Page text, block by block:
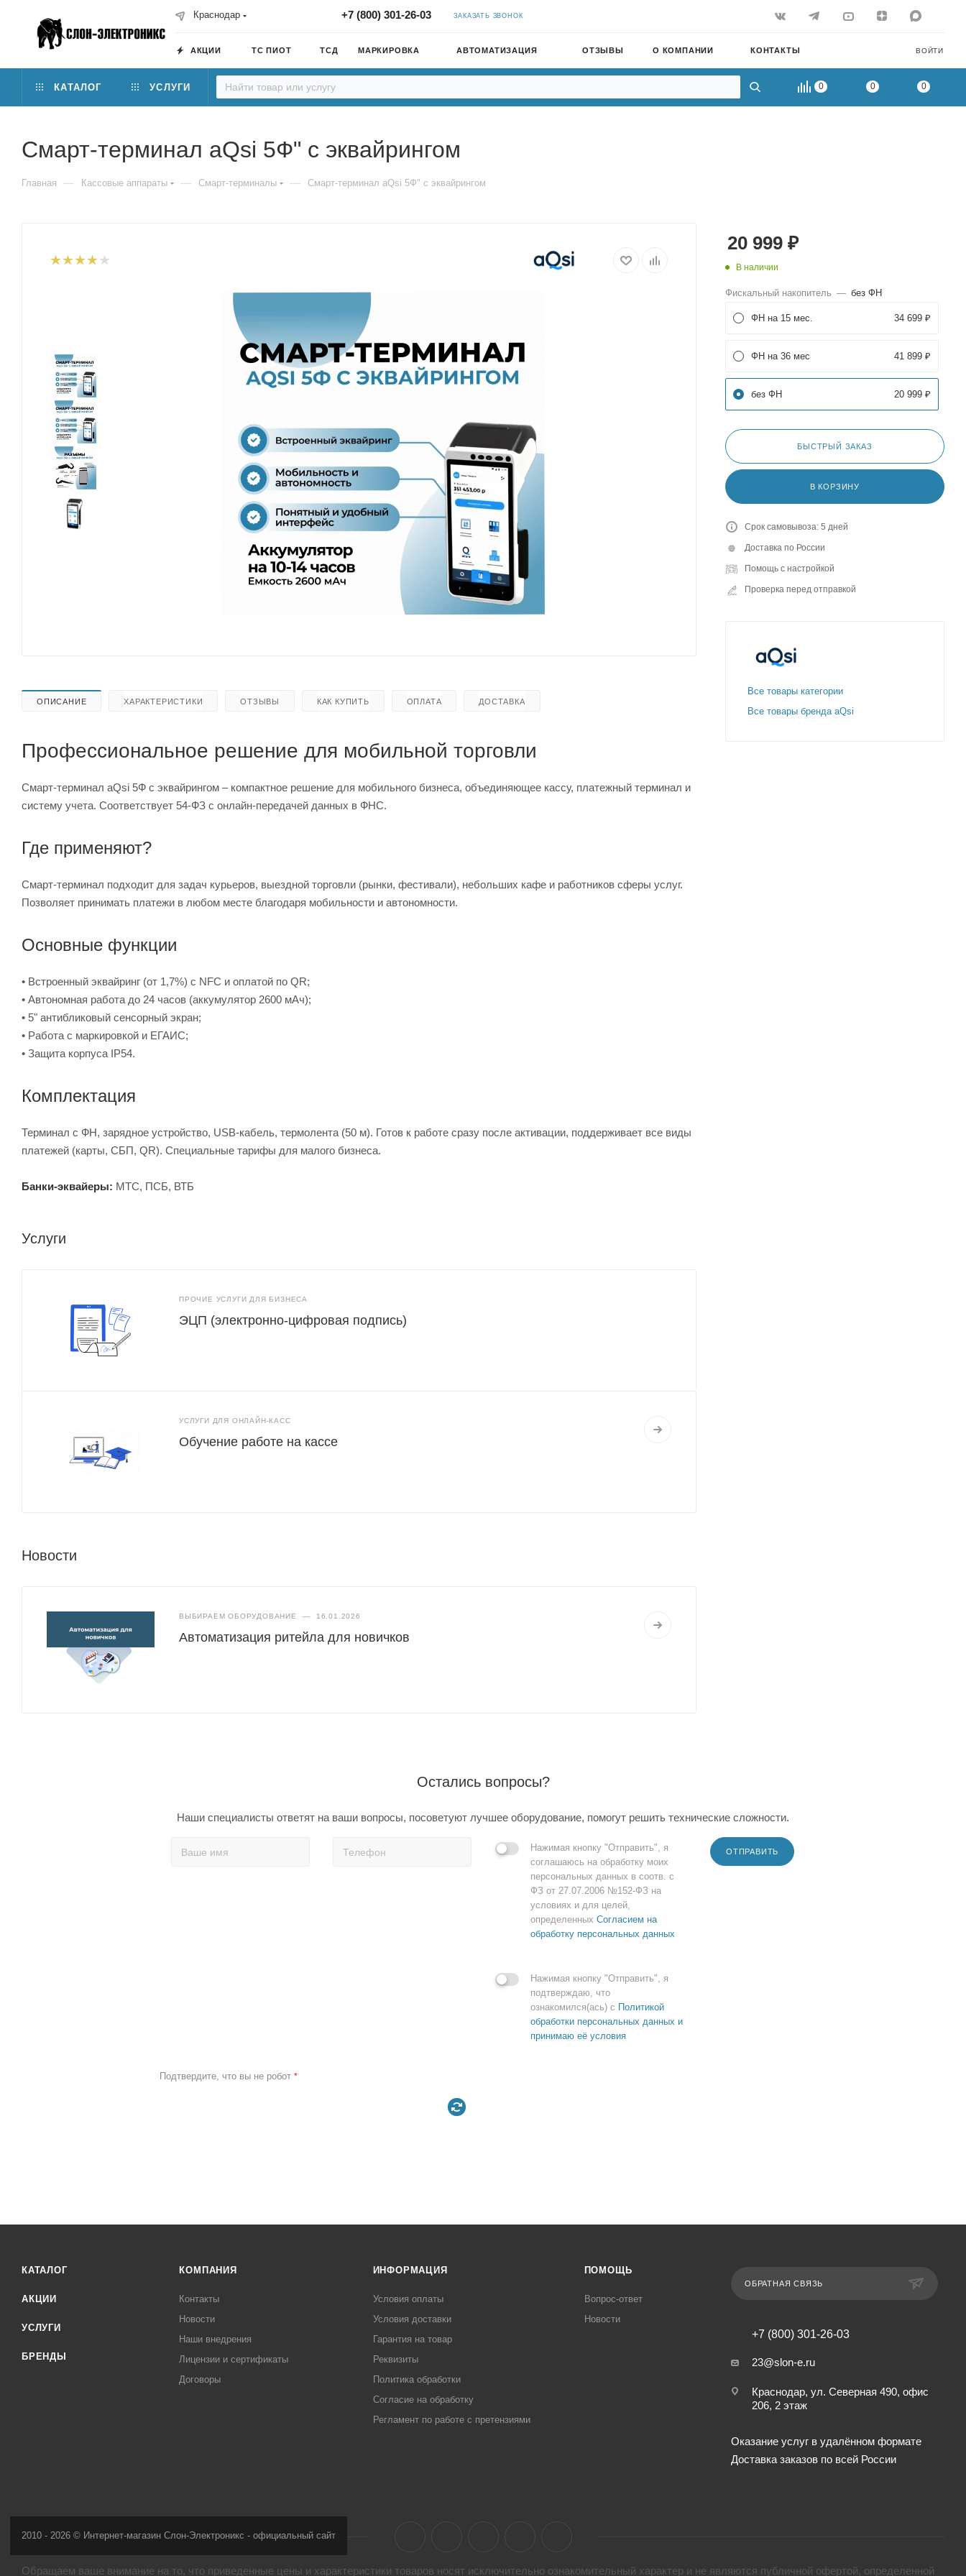
Краснодар +7 (800) 301-26-03 ЗАКАЗАТЬ ЗВОНОК
ВОЙТИ
АКЦИИ ТС ПИОТ ТСД МАРКИРОВКА АВТОМАТИЗАЦИЯ ОТЗЫВЫ О КОМПАНИИ КОНТАКТЫ
0 0 0
КАТАЛОГ УСЛУГИ
Смарт-терминал aQsi 5Ф" с эквайрингом
Главная — Кассовые аппараты — Смарт-терминалы — Смарт-терминал aQsi 5Ф" с эквайрингом
ОПИСАНИЕ ХАРАКТЕРИСТИКИ ОТЗЫВЫ КАК КУПИТЬ ОПЛАТА ДОСТАВКА
Профессиональное решение для мобильной торговли
Смарт-терминал aQsi 5Ф с эквайрингом – компактное решение для мобильного бизнеса, объединяющее кассу, платежный терминал и
систему учета. Соответствует 54-ФЗ с онлайн-передачей данных в ФНС.
Где применяют?
Смарт-терминал подходит для задач курьеров, выездной торговли (рынки, фестивали), небольших кафе и работников сферы услуг.
Позволяет принимать платежи в любом месте благодаря мобильности и автономности.
Основные функции
• Встроенный эквайринг (от 1,7%) с NFC и оплатой по QR;
• Автономная работа до 24 часов (аккумулятор 2600 мАч);
• 5" антибликовый сенсорный экран;
• Работа с маркировкой и ЕГАИС;
• Защита корпуса IP54.
Комплектация
Терминал с ФН, зарядное устройство, USB-кабель, термолента (50 м). Готов к работе сразу после активации, поддерживает все виды
платежей (карты, СБП, QR). Специальные тарифы для малого бизнеса.
Банки-эквайеры: МТС, ПСБ, ВТБ
Услуги
ПРОЧИЕ УСЛУГИ ДЛЯ БИЗНЕСА
ЭЦП (электронно-цифровая подпись)
УСЛУГИ ДЛЯ ОНЛАЙН-КАСС
Обучение работе на кассе
Новости
ВЫБИРАЕМ ОБОРУДОВАНИЕ — 16.01.2026
Автоматизация ритейла для новичков
20 999 ₽
В наличии
Фискальный накопитель — без ФН
ФН на 15 мес. 34 699 ₽
ФН на 36 мес 41 899 ₽
без ФН 20 999 ₽
БЫСТРЫЙ ЗАКАЗ
В КОРЗИНУ
Срок самовывоза: 5 дней
Доставка по России
Помощь с настройкой
Проверка перед отправкой
Все товары категории
Все товары бренда aQsi
Остались вопросы?
Наши специалисты ответят на ваши вопросы, посоветуют лучшее оборудование, помогут решить технические сложности.
Нажимая кнопку "Отправить", я
соглашаюсь на обработку моих
персональных данных в соотв. с
ФЗ от 27.07.2006 №152-ФЗ на
условиях и для целей,
определенных Согласием на
обработку персональных данных
Нажимая кнопку "Отправить", я
подтверждаю, что
ознакомился(ась) с Политикой
обработки персональных данных и
принимаю её условия
ОТПРАВИТЬ
Подтвердите, что вы не робот *
КАТАЛОГ
АКЦИИ
УСЛУГИ
БРЕНДЫ
КОМПАНИЯ
Контакты
Новости
Наши внедрения
Лицензии и сертификаты
Договоры
ИНФОРМАЦИЯ
Условия оплаты
Условия доставки
Гарантия на товар
Реквизиты
Политика обработки
Согласие на обработку
Регламент по работе с претензиями
ПОМОЩЬ
Вопрос-ответ
Новости
ОБРАТНАЯ СВЯЗЬ
+7 (800) 301-26-03
23@slon-e.ru
Краснодар, ул. Северная 490, офис
206, 2 этаж
Оказание услуг в удалённом формате
Доставка заказов по всей России
2010 - 2026 © Интернет-магазин Слон-Электроникс - официальный сайт
Обращаем ваше внимание на то, что приведенные цены и характеристики товaров носят исключительно ознакомительный характер и не являются публичной офертой, определенной